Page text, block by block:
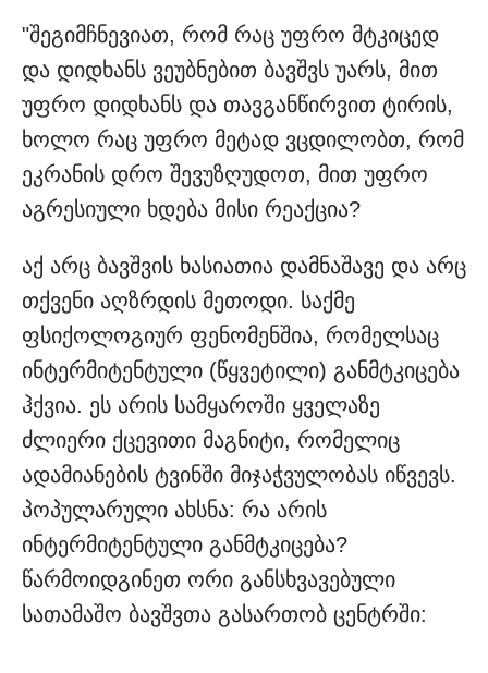
"შეგიმჩნევიათ, რომ რაც უფრო მტკიცედ
და დიდხანს ვეუბნებით ბავშვს უარს, მით
უფრო დიდხანს და თავგანწირვით ტირის,
ხოლო რაც უფრო მეტად ვცდილობთ, რომ
ეკრანის დრო შევუზღუდოთ, მით უფრო
აგრესიული ხდება მისი რეაქცია?
აქ არც ბავშვის ხასიათია დამნაშავე და არც
თქვენი აღზრდის მეთოდი. საქმე
ფსიქოლოგიურ ფენომენშია, რომელსაც
ინტერმიტენტული (წყვეტილი) განმტკიცება
ჰქვია. ეს არის სამყაროში ყველაზე
ძლიერი ქცევითი მაგნიტი, რომელიც
ადამიანების ტვინში მიჯაჭვულობას იწვევს.
პოპულარული ახსნა: რა არის
ინტერმიტენტული განმტკიცება?
წარმოიდგინეთ ორი განსხვავებული
სათამაშო ბავშვთა გასართობ ცენტრში: